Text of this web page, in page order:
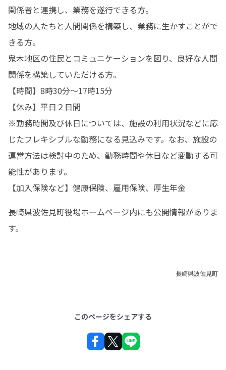
関係者と連携し、業務を遂行できる方。
地域の人たちと人間関係を構築し、業務に生かすことがで
きる方。
鬼木地区の住民とコミュニケーションを図り、良好な人間
関係を構築していただける方。
【時間】8時30分〜17時15分
【休み】平日２日間
※勤務時間及び休日については、施設の利用状況などに応
じたフレキシブルな勤務になる見込みです。なお、施設の
運営方法は検討中のため、勤務時間や休日など変動する可
能性があります。
【加入保険など】健康保険、雇用保険、厚生年金
長崎県波佐見町役場ホームページ内にも公開情報がありま
す。
長崎県波佐見町
このページをシェアする